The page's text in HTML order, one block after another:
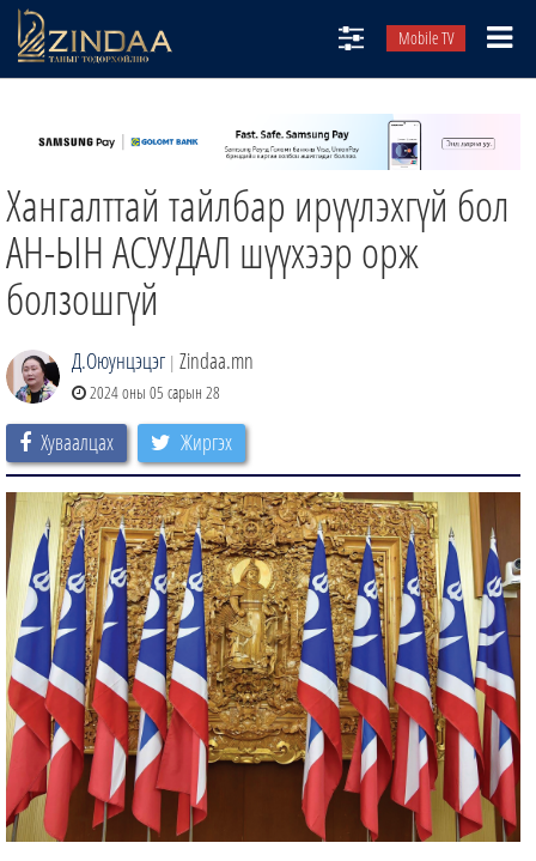
Mobile TV
ТВ8
ӨГЛӨӨНИЙ СОНИН
АУДИО ЗОХИОЛ
ЗИНДАА СЭТГҮҮЛ
Хангалттай тайлбар ирүүлэхгүй бол
АН-ЫН АСУУДАЛ шүүхээр орж
болзошгүй
Д.Оюунцэцэг | Zindaa.mn
2024 оны 05 сарын 28
Хуваалцах Жиргэх